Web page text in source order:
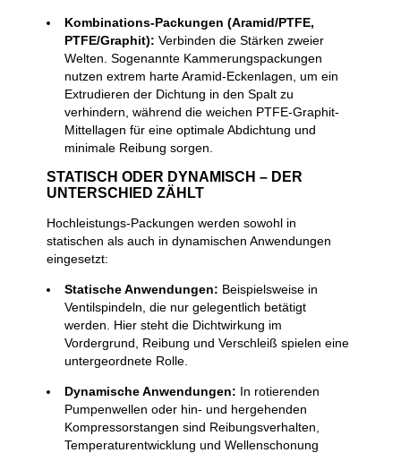
Kombinations-Packungen (Aramid/PTFE,
PTFE/Graphit): Verbinden die Stärken zweier
Welten. Sogenannte Kammerungspackungen
nutzen extrem harte Aramid-Eckenlagen, um ein
Extrudieren der Dichtung in den Spalt zu
verhindern, während die weichen PTFE-Graphit-
Mittellagen für eine optimale Abdichtung und
minimale Reibung sorgen.
STATISCH ODER DYNAMISCH – DER
UNTERSCHIED ZÄHLT
Hochleistungs-Packungen werden sowohl in
statischen als auch in dynamischen Anwendungen
eingesetzt:
Statische Anwendungen: Beispielsweise in
Ventilspindeln, die nur gelegentlich betätigt
werden. Hier steht die Dichtwirkung im
Vordergrund, Reibung und Verschleiß spielen eine
untergeordnete Rolle.
Dynamische Anwendungen: In rotierenden
Pumpenwellen oder hin- und hergehenden
Kompressorstangen sind Reibungsverhalten,
Temperaturentwicklung und Wellenschonung